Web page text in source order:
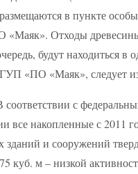
в пункте
Отходы
будут находиться в
«ПО «Маяк», следует
с
все накопленные с 2011
зданий и сооружений
куб. м – низкой